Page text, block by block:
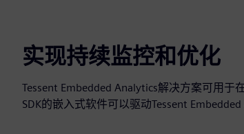
实现持续监控和优化
Tessent Embedded Analytics解决方案可用于
SDK的嵌入式软件可以驱动Tessent